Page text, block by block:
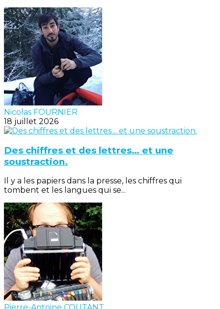
Nicolas FOURNIER
18 juillet 2026
Des chiffres et des lettres… et une
soustraction.
Il y a les papiers dans la presse, les chiffres qui
tombent et les langues qui se...